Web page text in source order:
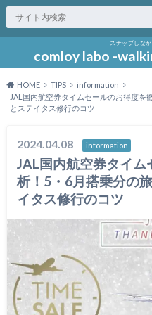
スナップしな
comloy labo -
HOME TIPS
information
JAL国内航空券タイムセールのお得度を
とステイタス修行のコツ
2024.04.08 information
JAL国内航空券タイ
析！5・6月搭乗分の
イタス修行のコツ